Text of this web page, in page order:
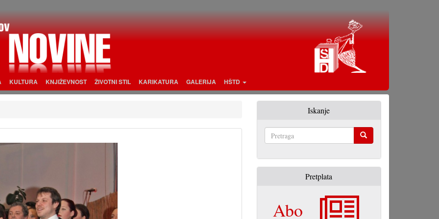
KULTURA KNJIŽEVNOST ŽIVOTNI STIL KARIKATURA GALERIJA HŠTD
Iskanje
Pretplata
Abo